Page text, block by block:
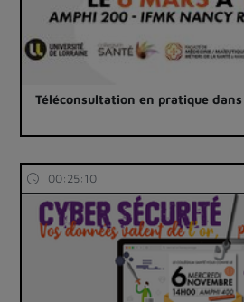
Téléconsultation en pratique
00:25:10